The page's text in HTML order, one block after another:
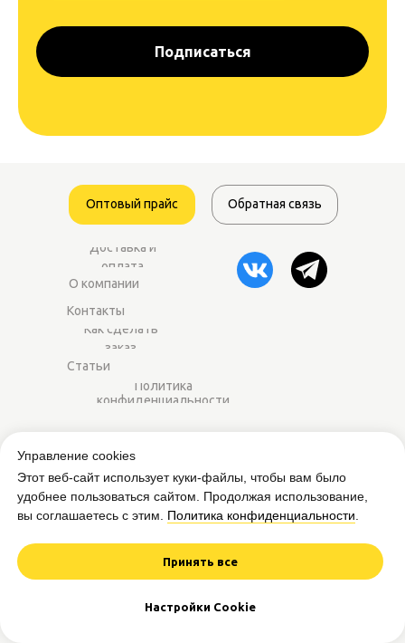
Управление cookies
Этот веб-сайт использует куки-файлы, чтобы вам было
удобнее пользоваться сайтом. Продолжая использование,
вы соглашаетесь с этим. Политика конфиденциальности.
Принять все
Настройки Cookie
Подписаться
Контакты
О компании
Доставка и
оплата
Оптовый прайс Обратная связь
2014–2025 ©
центров.
Статьи
Как сделать
заказ
Вся представленная на сайте информация
является публичной офертой.
Политика
конфиденциальности
Worker from Mars